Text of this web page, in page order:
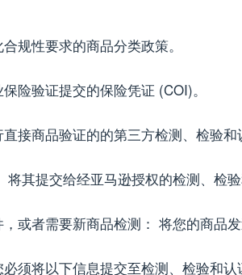
规性要求的商品分类政策。
险验证提交的保险凭证 (COI)。
接商品验证的的第三方检测、检验
其提交给经亚马逊授权的检测、检
或者需要新商品检测： 将您的商品
须将以下信息提交至检测、检验和认